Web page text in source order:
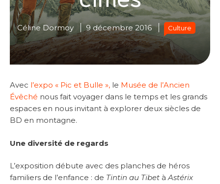
Céline Dormoy 9 décembre 2016 Culture
Avec l’expo « Pic et Bulle », le Musée de l’Ancien
Évêché nous fait voyager dans le temps et les grands
espaces en nous invitant à explorer deux siècles de
BD en montagne.
Une diversité de regards
L’exposition débute avec des planches de héros
familiers de l’enfance : de Tintin au Tibet àAstérix